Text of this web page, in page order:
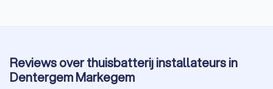
Reviews over thuisbatterij installateurs in
Dentergem Markegem